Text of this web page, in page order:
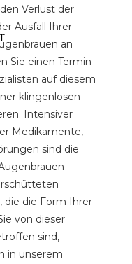
Verlust der
Ausfall Ihrer
an
Sie einen Termin
auf diesem
klingenlosen
Intensiver
Medikamente,
sind die
die die Form Ihrer
von dieser
sind,
in unserem